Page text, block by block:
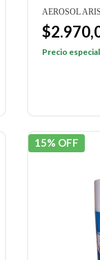
AEROSOL
Precio especial
15% OFF